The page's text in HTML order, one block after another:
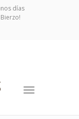
días
Toggle